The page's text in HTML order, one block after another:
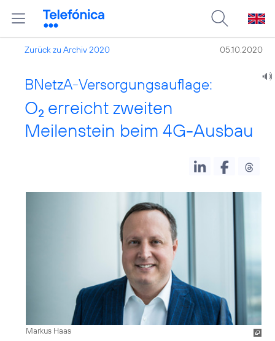
Zurück zu Archiv 2020 05.10.2020
BNetzA-Versorgungsauflage:
O2 erreicht zweiten
Meilenstein beim 4G-Ausbau
Markus Haas